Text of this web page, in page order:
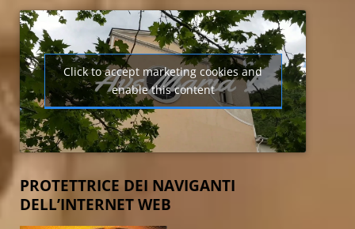
Click to accept marketing cookies and
enable this content
PROTETTRICE DEI NAVIGANTI
DELL’INTERNET WEB